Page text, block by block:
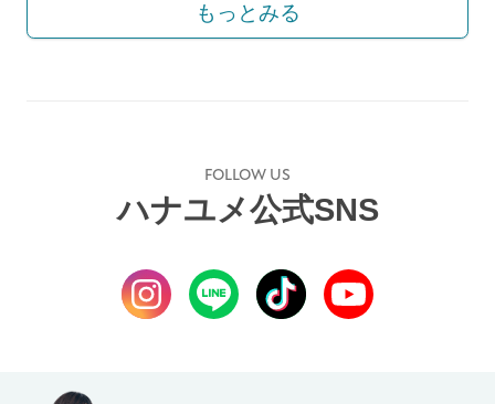
もっとみる
FOLLOW US
ハナユメ公式SNS